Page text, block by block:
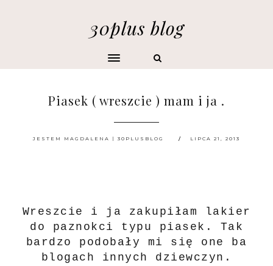
30plus blog
Piasek ( wreszcie ) mam i ja .
JESTEM MAGDALENA | 30PLUSBLOG LIPCA 21, 2013
Wreszcie i ja zakupiłam lakier
do paznokci typu piasek. Tak
bardzo podobały mi się one ba
blogach innych dziewczyn.